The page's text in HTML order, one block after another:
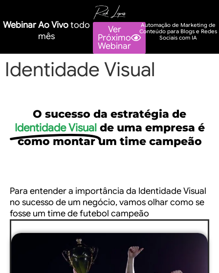
Webinar Ao Vivotodo
mês
Ver
Próximo
Webinar
Automação de Marketing de
Conteúdo para Blogs e Redes
Sociais com IA
Identidade Visual
O sucesso da estratégia de
Identidade Visual de uma empresa é
como montar um time campeão
Para entender a importância da Identidade Visual
no sucesso de um negócio, vamos olhar como se
fosse um time de futebol campeão